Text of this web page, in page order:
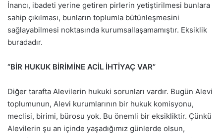
İnancı, ibadeti yerine getiren pirlerin yetiştirilmesi bunlara
sahip çıkılması, bunların toplumla bütünleşmesini
sağlayabilmesi noktasında kurumsallaşamamıştır. Eksiklik
buradadır.
“BİR HUKUK BİRİMİNE ACİL İHTİYAÇ VAR”
Diğer tarafta Alevilerin hukuki sorunları vardır. Bugün Alevi
toplumunun, Alevi kurumlarının bir hukuk komisyonu,
meclisi, birimi, bürosu yok. Bu önemli bir eksikliktir. Çünkü
Alevilerin şu an içinde yaşadığımız günlerde olsun,